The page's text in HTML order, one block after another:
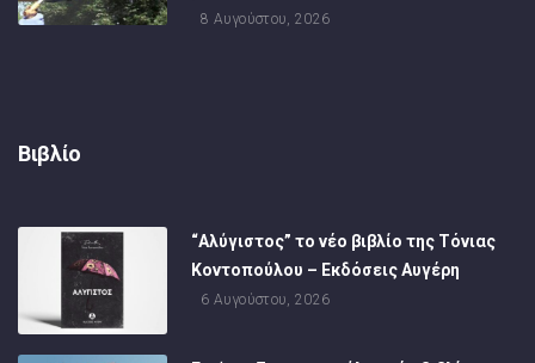
8 Αυγούστου, 2026
Βιβλίο
“Αλύγιστος” το νέο βιβλίο της Τόνιας
Κοντοπούλου – Εκδόσεις Αυγέρη
6 Αυγούστου, 2026